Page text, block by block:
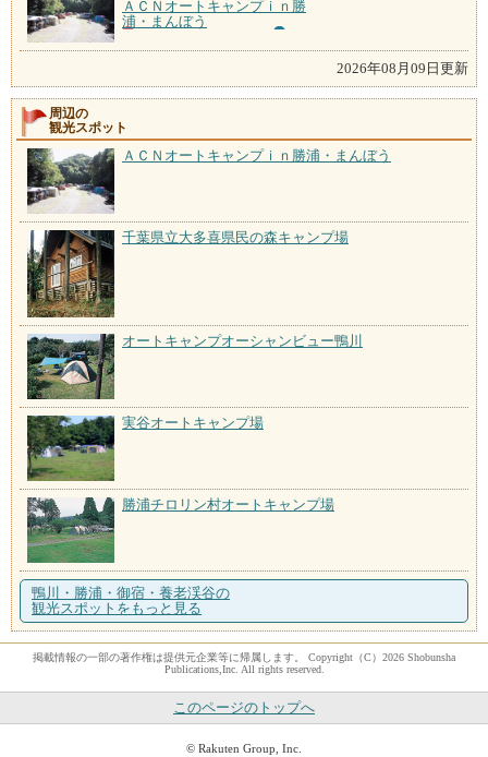
ＡＣＮオートキャンプｉｎ勝
浦・まんぼう
2026年08月09日更新
周辺の
観光スポット
ＡＣＮオートキャンプｉｎ勝浦・まんぼう
千葉県立大多喜県民の森キャンプ場
オートキャンプオーシャンビュー鴨川
実谷オートキャンプ場
勝浦チロリン村オートキャンプ場
鴨川・勝浦・御宿・養老渓谷の
観光スポットをもっと見る
掲載情報の一部の著作権は提供元企業等に帰属します。 Copyright（C）2026 Shobunsha
Publications,Inc. All rights reserved.
このページのトップへ
© Rakuten Group, Inc.